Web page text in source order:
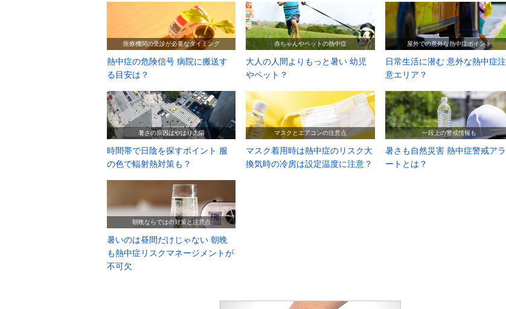
熱中症の危険信号 病院に搬送す
る目安は？
医療機関の受診が必要なタイミング
大人の人間よりもっと暑い 幼児
やペット？
赤ちゃんやペットの熱中症
日常生活に潜む 意外な熱中症注
意エリア？
屋外での意外な熱中症ポイント
時間帯で日陰を探すポイント 服
の色で輻射熱対策も？
暑さの原因はやはり太陽
マスク着用時は熱中症のリスク大
換気時の冷房は設定温度に注意？
マスクとエアコンの注意点
暑さも自然災害 熱中症警戒アラ
ートとは？
一段上の警戒情報も
暑いのは昼間だけじゃない 朝晩
も熱中症リスクマネージメントが
不可欠
朝晩ならではの対策と注意点